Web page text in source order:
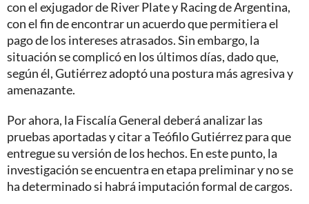
con el exjugador de River Plate y Racing de Argentina,
con el fin de encontrar un acuerdo que permitiera el
pago de los intereses atrasados. Sin embargo, la
situación se complicó en los últimos días, dado que,
según él, Gutiérrez adoptó una postura más agresiva y
amenazante.
Por ahora, la Fiscalía General deberá analizar las
pruebas aportadas y citar a Teófilo Gutiérrez para que
entregue su versión de los hechos. En este punto, la
investigación se encuentra en etapa preliminar y no se
ha determinado si habrá imputación formal de cargos.